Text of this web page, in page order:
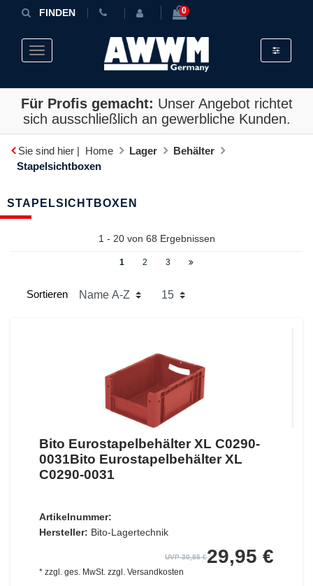
FINDEN 0
Toggle navigation Toggle
Für Profis gemacht: Unser Angebot richtet
sich ausschließlich an gewerbliche Kunden.
Sie sind hier | Home Lager
Behälter
Stapelsichtboxen
STAPELSICHTBOXEN
1 - 20 von 68 Ergebnissen
1 2 3
Sortieren
Bito Eurostapelbehälter XL C0290-
0031Bito Eurostapelbehälter XL
C0290-0031
Artikelnummer:
Hersteller: Bito-Lagertechnik
UVP 30,85 €29,95 €
* zzgl. ges. MwSt.zzgl. Versandkosten